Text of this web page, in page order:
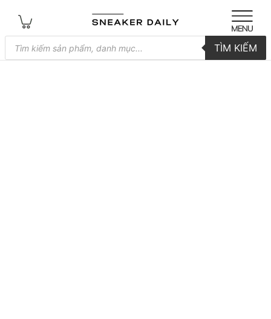
Tìm
kiếm
sản
TÌM KIẾM